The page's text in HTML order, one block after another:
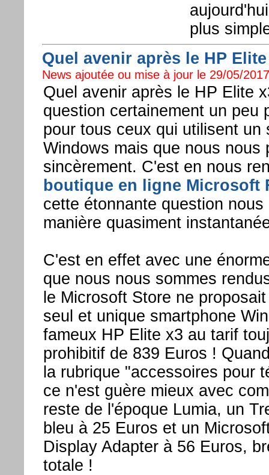
plus
Quel avenir après le HP
News ajoutée ou mise à jour le 29/05/
Quel avenir après le HP Elite
question certainement un peu
pour tous ceux qui utilisent un
Windows mais que nous nous
sincèrement. C'est en nous
boutique en ligne Microsoft
cette étonnante question
manière quasiment
C'est en effet avec une
que nous nous sommes
le Microsoft Store ne
seul et unique smartphone
fameux HP Elite x3 au tarif
prohibitif de 839 Euros !
la rubrique "accessoires pour
ce n'est guère mieux avec
reste de l'époque Lumia, un
bleu à 25 Euros et un
Display Adapter à 56 Euros,
totale !